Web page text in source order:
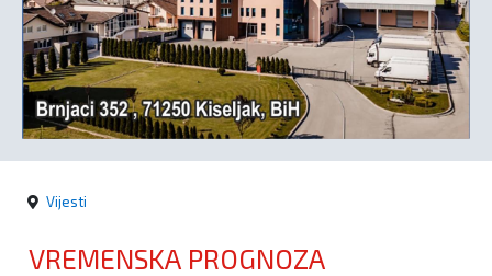
Crna
kronika
Politika
Vijesti
VREMENSKA PROGNOZA